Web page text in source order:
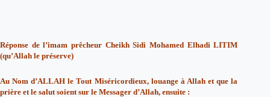
Réponse de l’imam prêcheur Cheikh Sidi Mohamed Elhadi LITIM
(qu’Allah le préserve)
Au Nom d’ALLAH le Tout Miséricordieux, louange à Allah et que la
prière et le salut soient sur le Messager d’Allah, ensuite :